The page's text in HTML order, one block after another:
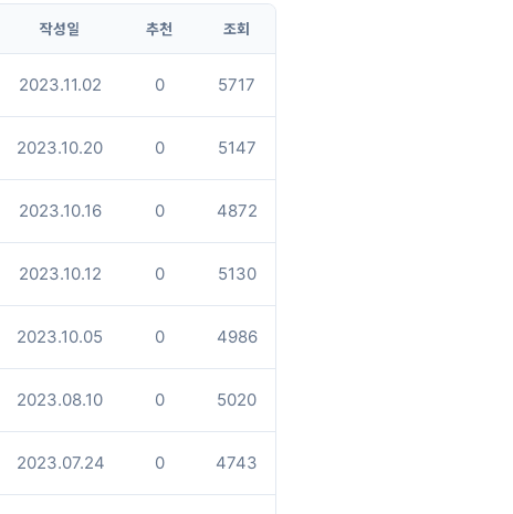
작성일 추천 조회
2023.11.02 0 5717
2023.10.20 0 5147
2023.10.16 0 4872
2023.10.12 0 5130
2023.10.05 0 4986
2023.08.10 0 5020
2023.07.24 0 4743